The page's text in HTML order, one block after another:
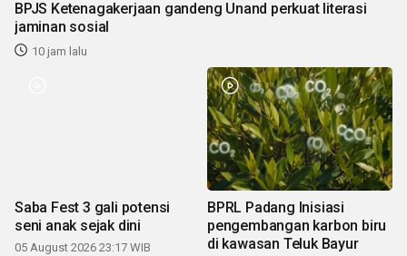
BPJS Ketenagakerjaan gandeng Unand perkuat literasi
jaminan sosial
10 jam lalu
Saba Fest 3 gali potensi
seni anak sejak dini
05 August 2026 23:17 WIB
BPRL Padang Inisiasi
pengembangan karbon biru
di kawasan Teluk Bayur